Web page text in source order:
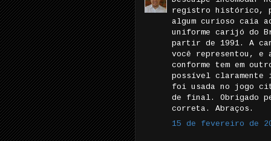
registro histórico,
algum curioso caia
uniforme carijó do
partir de 1991. A
você representou,
conforme tem em
possível claramente
foi usada no jogo
de final. Obrigado
correta. Abraços.
15 de fevereiro de